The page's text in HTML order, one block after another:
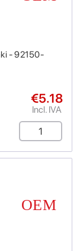
- 92150-
€5.18
Incl. IVA